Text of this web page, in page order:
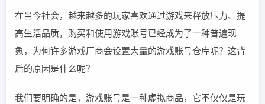
在当今社会，越来越多的玩家喜欢通过游戏来释放压力、提
高生活品质，购买和使用游戏账号已经成为了一种普遍现
象，为何许多游戏厂商会设置大量的游戏账号仓库呢？这背
后的原因是什么呢？
我们要明确的是，游戏账号是一种虚拟商品，它不仅仅是玩